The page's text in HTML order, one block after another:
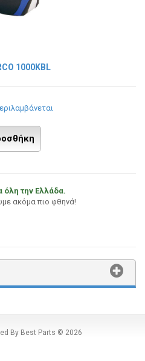
1000KBL
όλη την Ελλάδα.
ακόμα πιο φθηνά!
By Best Parts © 2026